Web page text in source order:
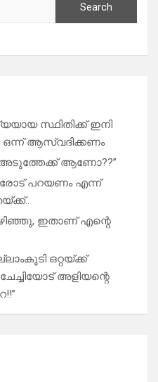
Search
സ്ഥിതിക്ക് ഇനി
ആസ്വദിക്കണം
അടുത്തേക്ക് ആണോ??”
പറയണം എന്ന്
ഇതാണ് എന്റെ
ഒറ്റയ്ക്ക്
അളിയന്റെ